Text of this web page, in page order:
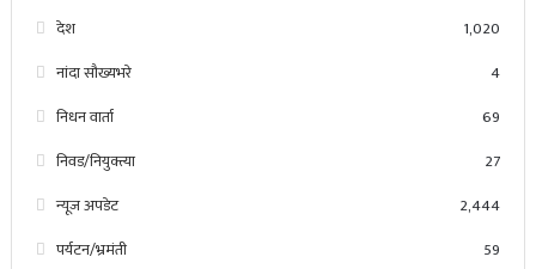
देश
1,020
नांदा सौख्यभरे
4
निधन वार्ता
69
निवड/नियुक्त्या
27
न्यूज अपडेट
2,444
पर्यटन/भ्रमंती
59